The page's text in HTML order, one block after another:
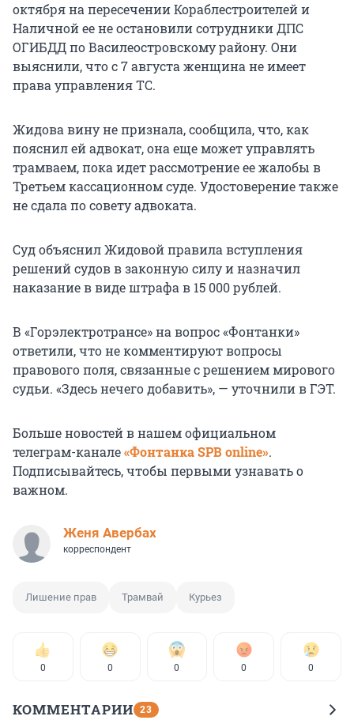
октября на пересечении Кораблестроителей и
Наличной ее не остановили сотрудники ДПС
ОГИБДД по Василеостровскому району. Они
выяснили, что с 7 августа женщина не имеет
права управления ТС.
Жидова вину не признала, сообщила, что, как
пояснил ей адвокат, она еще может управлять
трамваем, пока идет рассмотрение ее жалобы в
Третьем кассационном суде. Удостоверение также
не сдала по совету адвоката.
Суд объяснил Жидовой правила вступления
решений судов в законную силу и назначил
наказание в виде штрафа в 15 000 рублей.
В «Горэлектротрансе» на вопрос «Фонтанки»
ответили, что не комментируют вопросы
правового поля, связанные с решением мирового
судьи. «Здесь нечего добавить», — уточнили в ГЭТ.
Больше новостей в нашем официальном
телеграм-канале«Фонтанка SPB online».
Подписывайтесь, чтобы первыми узнавать о
важном.
Женя Авербах
корреспондент
Лишение прав Трамвай Курьез
0 0 0 0 0
КОММЕНТАРИИ 23